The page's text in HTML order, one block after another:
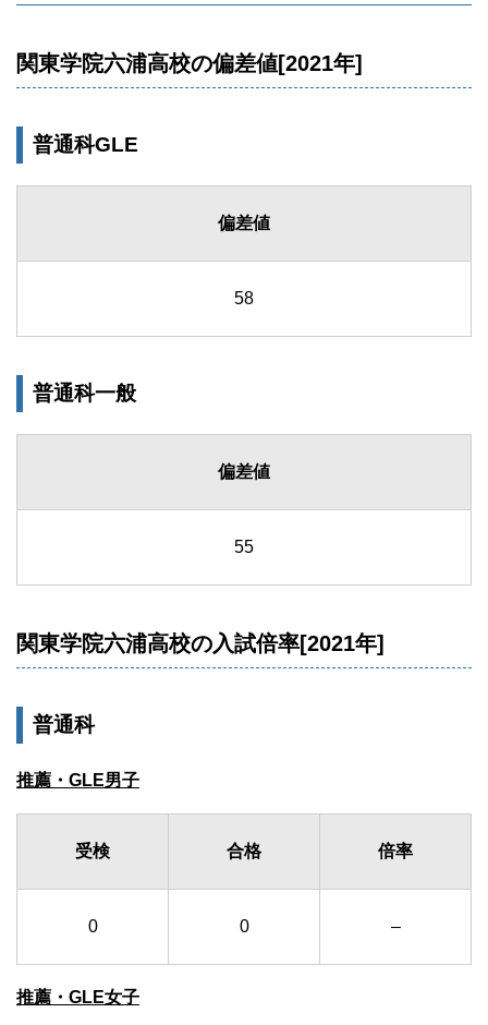
関東学院六浦高校の偏差値[2021年]
普通科GLE
偏差値
58
普通科一般
偏差値
55
関東学院六浦高校の入試倍率[2021年]
普通科
推薦・GLE男子
受検 合格 倍率
0 0 –
推薦・GLE女子